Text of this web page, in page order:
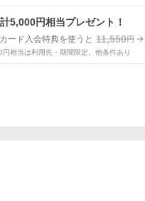
5,000円相当プレゼント！
ード入会特典を使うと 11,550円
円相当は利用先・期間限定。他条件あり